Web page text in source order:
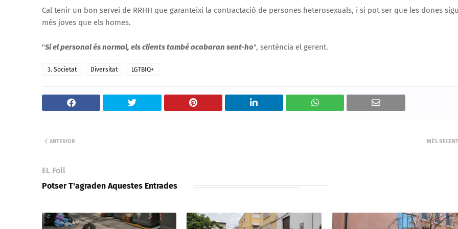
Cal tenir un bon servei de RRHH que garanteixi la contractació de persones heterosexuals, i si pot ser que les dones
més joves que els homes.
"Si el personal és normal, els clients també acabaran sent-ho", sentència el gerent.
3. Societat Diversitat LGTBIQ+
MÉS RECENT
ANTERIOR
EL Foll
Potser T'agraden Aquestes Entrades